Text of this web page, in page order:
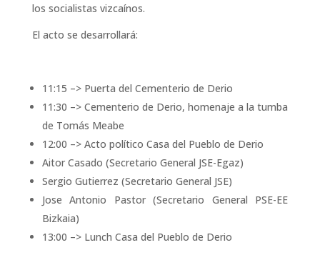
los socialistas vizcaí­nos.
El acto se desarrollará:
11:15 –> Puerta del Cementerio de Derio
11:30 –> Cementerio de Derio, homenaje a la tumba
de Tomás Meabe
12:00 –> Acto polí­tico Casa del Pueblo de Derio
Aitor Casado (Secretario General JSE-Egaz)
Sergio Gutierrez (Secretario General JSE)
Jose Antonio Pastor (Secretario General PSE-EE
Bizkaia)
13:00 –> Lunch Casa del Pueblo de Derio